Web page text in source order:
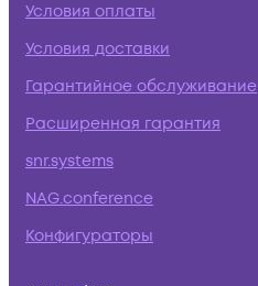
Условия оплаты
Условия доставки
Гарантийное обслуживание
Расширенная гарантия
snr.systems
NAG.conference
Конфигураторы